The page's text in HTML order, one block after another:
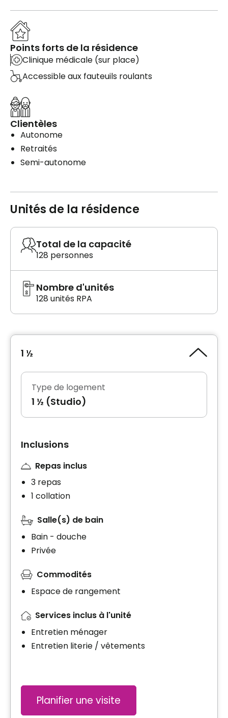
Points forts de la résidence
Clinique médicale (sur place)
Accessible aux fauteuils roulants
Clientèles
Autonome
Retraités
Semi-autonome
Unités de la résidence
Total de la capacité
128 personnes
Nombre d'unités
128 unités RPA
1 ½
Type de logement
1 ½ (Studio)
Inclusions
Repas inclus
3 repas
1 collation
Salle(s) de bain
Bain - douche
Privée
Commodités
Espace de rangement
Services inclus à l'unité
Entretien ménager
Entretien literie / vêtements
Planifier une visite